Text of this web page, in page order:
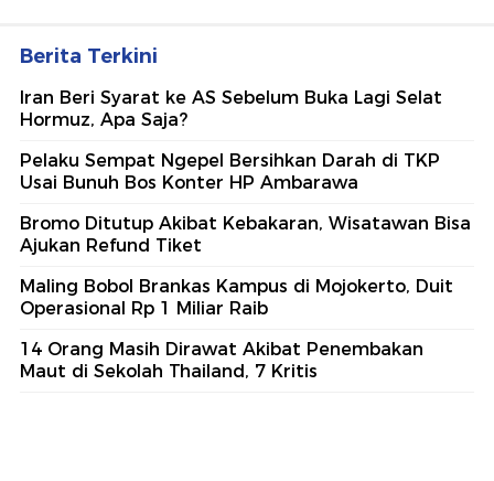
Berita Terkini
Iran Beri Syarat ke AS Sebelum Buka Lagi Selat
Hormuz, Apa Saja?
Pelaku Sempat Ngepel Bersihkan Darah di TKP
Usai Bunuh Bos Konter HP Ambarawa
Bromo Ditutup Akibat Kebakaran, Wisatawan Bisa
Ajukan Refund Tiket
Maling Bobol Brankas Kampus di Mojokerto, Duit
Operasional Rp 1 Miliar Raib
14 Orang Masih Dirawat Akibat Penembakan
Maut di Sekolah Thailand, 7 Kritis